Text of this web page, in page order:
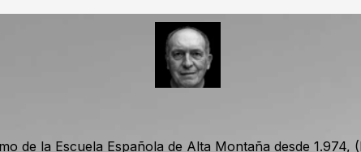
de la Escuela Española de Alta Montaña desde 1.974,